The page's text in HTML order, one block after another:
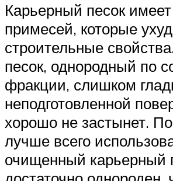
Карьерный песок
примесей, которые
строительные
песок, однородный по
фракции, слишком
неподготовленной
хорошо не застынет.
лучше всего
очищенный карьерный